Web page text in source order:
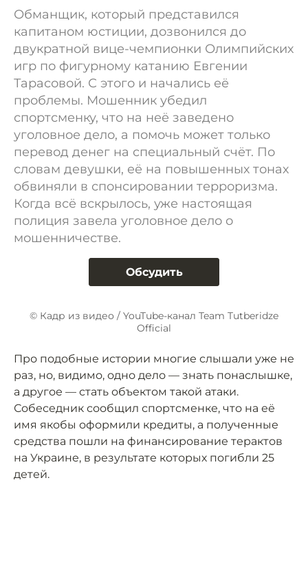
Обманщик, который представился
капитаном юстиции, дозвонился до
двукратной вице-чемпионки Олимпийских
игр по фигурному катанию Евгении
Тарасовой. С этого и начались её
проблемы. Мошенник убедил
спортсменку, что на неё заведено
уголовное дело, а помочь может только
перевод денег на специальный счёт. По
словам девушки, её на повышенных тонах
обвиняли в спонсировании терроризма.
Когда всё вскрылось, уже настоящая
полиция завела уголовное дело о
мошенничестве.
Обсудить
© Кадр из видео / YouTube-канал Team Tutberidze
Official
Про подобные истории многие слышали уже не
раз, но, видимо, одно дело — знать понаслышке,
а другое — стать объектом такой атаки.
Собеседник сообщил спортсменке, что на её
имя якобы оформили кредиты, а полученные
средства пошли на финансирование терактов
на Украине, в результате которых погибли 25
детей.